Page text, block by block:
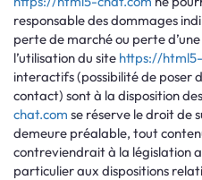
responsable des dommages
perte de marché ou perte
l’utilisation du site https://
interactifs (possibilité de poser
contact) sont à la disposition
chat.com se réserve le droit de
demeure préalable, tout
contreviendrait à la législation
particulier aux dispositions